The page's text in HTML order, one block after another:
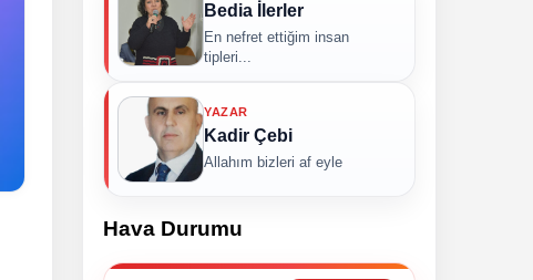
Bedia İlerler
En nefret ettiğim insan
tipleri...
YAZAR
Kadir Çebi
Allahım bizleri af eyle
Hava Durumu